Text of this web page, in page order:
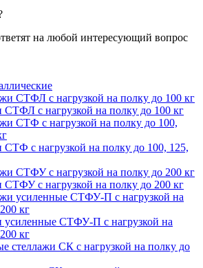
на любой интересующий вопрос
СТФЛ с нагрузкой на полку до 100 кг
СТФ с нагрузкой на полку до 100, 125,
СТФУ с нагрузкой на полку до 200 кг
усиленные СТФУ-П с нагрузкой на
кг